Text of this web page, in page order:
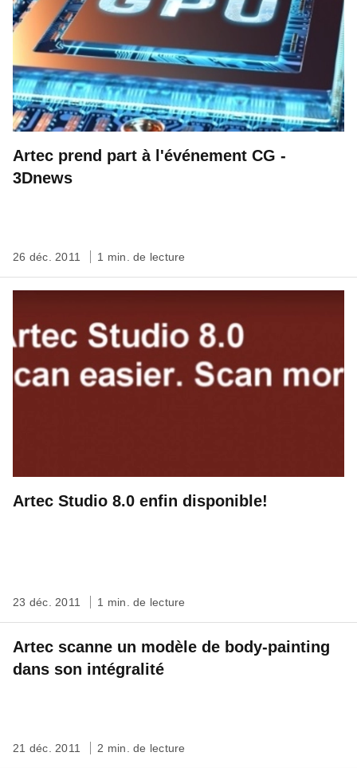
Artec prend part à l'événement CG -
3Dnews
26 déc. 2011 1 min. de lecture
Artec Studio 8.0 enfin disponible!
23 déc. 2011 1 min. de lecture
Artec scanne un modèle de body-painting
dans son intégralité
21 déc. 2011 2 min. de lecture